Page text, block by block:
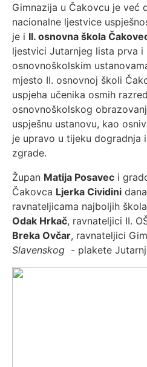
Gimnazija u Čakovcu je već
nacionalne ljestvice
je i II. osnovna škola
ljestvici Jutarnjeg lista prva i
osnovnoškolskim
mjesto II. osnovnoj školi
uspjeha učenika osmih
osnovnoškolskog
uspješnu ustanovu, kao
je upravo u tijeku dogradnja
zgrade.
Župan Matija Posavec i
Čakovca Ljerka Cividini
ravnateljicama najboljih
Odak Hrkač, ravnateljici II.
Breka Ovčar, ravnateljici
Slavenskog - plakete